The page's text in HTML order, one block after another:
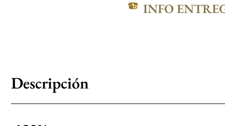
INFO
Descripción